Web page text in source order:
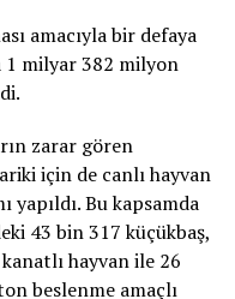
amacıyla bir defaya
1 milyar 382 milyon
zarar gören
için de canlı hayvan
yapıldı. Bu kapsamda
43 bin 317 küçükbaş,
hayvan ile 26
beslenme amaçlı